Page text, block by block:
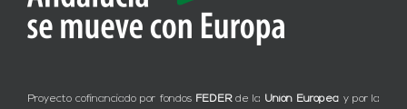
Proyecto cofinanciado por fondos FEDERde la Unión Europea y por la